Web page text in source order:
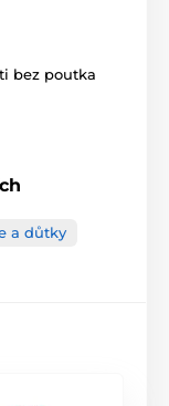
bez poutka
a důtky